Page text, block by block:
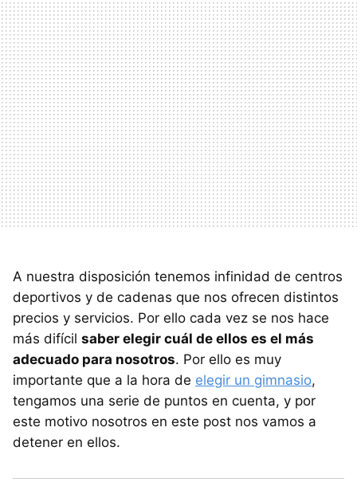
A nuestra disposición tenemos infinidad de centros
deportivos y de cadenas que nos ofrecen distintos
precios y servicios. Por ello cada vez se nos hace
más difícil saber elegir cuál de ellos es el más
adecuado para nosotros. Por ello es muy
importante que a la hora de elegir un gimnasio,
tengamos una serie de puntos en cuenta, y por
este motivo nosotros en este post nos vamos a
detener en ellos.